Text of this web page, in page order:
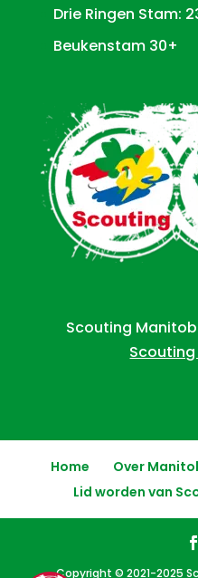
Drie Ringen Stam:
Beukenstam 30+
Scouting
Home Over
Lid worden van
Copyright © 2021-2025